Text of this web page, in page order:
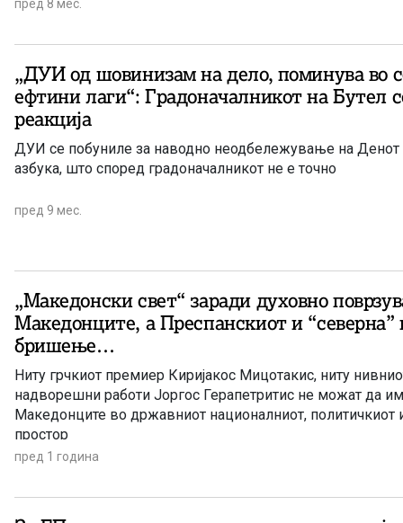
неизмерно книжевно и научно творештво, на неговата
завештанија до денешново и сите наредни македонски
токму јазикот е она, што нѐ прави како македонски
други народи во Балканот, Европа и светот. Во
„Една ситуација и едно лично становиште“ Конески ќе
однос на бугарските раководители спрема нашиот јазик
корења во теоријата на великобугаризмот. Можеше ли
можеше. Но, македонскиот јазик, и покрај сите
Добро кажува арапската пословица: ‘Пците лаат,
пред 8 мес.
„ДУИ од шовинизам на дело, поминува во
ефтини лаги“: Градоначалникот на Бутел
реакција
ДУИ се побуниле за наводно неодбележување на Денот
азбука, што според градоначалникот не е точно
пред 9 мес.
„Македонски свет“ заради духовно
Македонците, а Преспанскиот и “северна”
бришење…
Ниту грчкиот премиер Киријакос Мицотакис, ниту
надворешни работи Јоргос Герапетритис не можат да
Македонците во државниот националниот, политичкиот
простор
пред 1 година